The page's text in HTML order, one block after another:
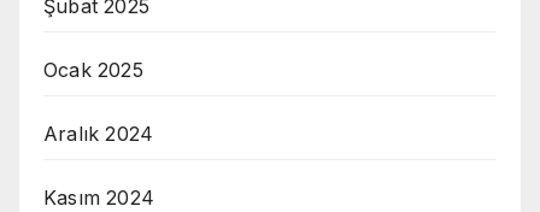
Şubat 2025
Ocak 2025
Aralık 2024
Kasım 2024